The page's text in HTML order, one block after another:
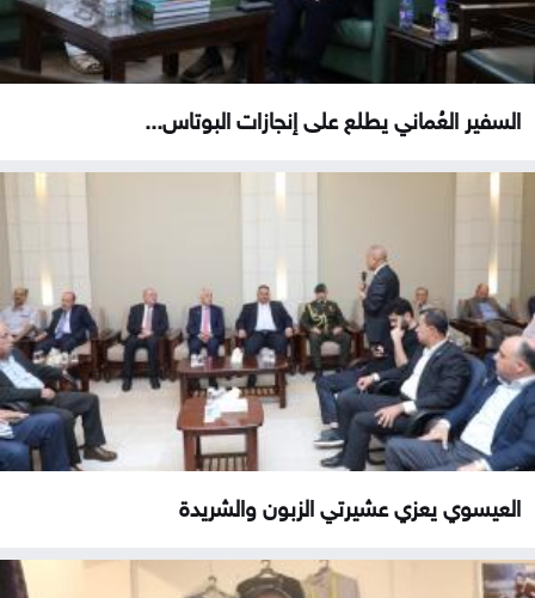
السفير العُماني يطلع على إنجازات البوتاس...
العيسوي يعزي عشيرتي الزبون والشريدة